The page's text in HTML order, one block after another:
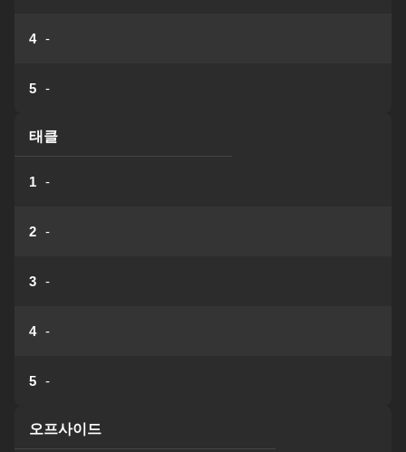
4 -
5 -
태클
1 -
2 -
3 -
4 -
5 -
오프사이드